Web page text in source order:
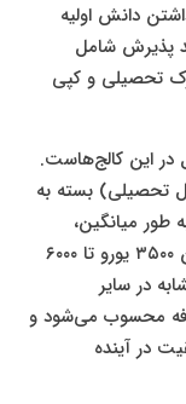
دانش اولیه
پذیرش شامل
تحصیلی و کپی
این کالج‌هاست.
تحصیلی) بسته به
طور میانگین،
هزینه دوره‌های آمادگی زبان و دروس پایه بین ۳۵۰۰ یورو تا ۶۰۰۰
در سایر
محسوب می‌شود و
در آینده